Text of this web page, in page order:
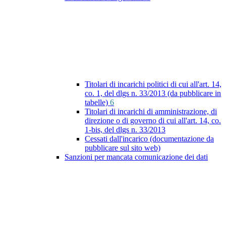
Titolari di incarichi politici di cui all'art. 14,
co. 1, del dlgs n. 33/2013 (da pubblicare in
tabelle) 6
Titolari di incarichi di amministrazione, di
direzione o di governo di cui all'art. 14, co.
1-bis, del dlgs n. 33/2013
Cessati dall'incarico (documentazione da
pubblicare sul sito web)
Sanzioni per mancata comunicazione dei dati